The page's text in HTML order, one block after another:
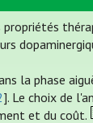
la phase
]. Le choix de
et du coût.